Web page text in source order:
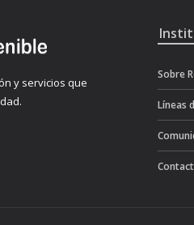
y servicios que
Sobre
Líneas